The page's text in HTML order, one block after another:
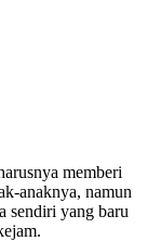
memberi
anaknya, namun
sendiri yang baru